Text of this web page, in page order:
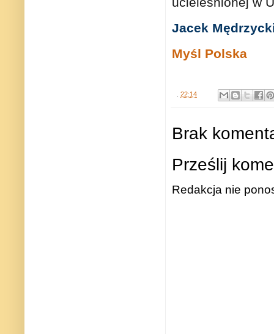
Jacek
Myśl Polska
. 22:14
Brak
Prześlij
Redakcja nie